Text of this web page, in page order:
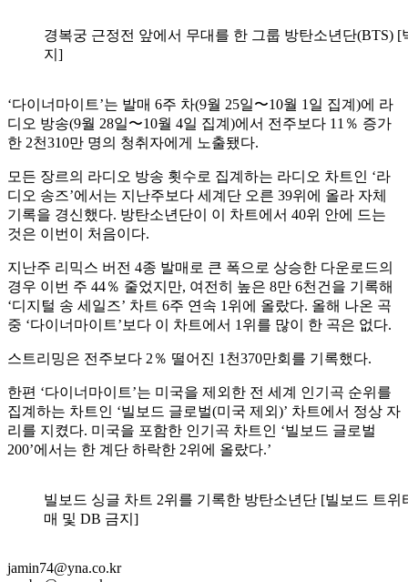
경복궁 근정전 앞에서 무대를 한 그룹 방탄소년단(BTS)
지]
‘다이너마이트’는 발매 6주 차(9월 25일〜10월 1일 집계)에 라
디오 방송(9월 28일〜10월 4일 집계)에서 전주보다 11％ 증가
한 2천310만 명의 청취자에게 노출됐다.
모든 장르의 라디오 방송 횟수로 집계하는 라디오 차트인 ‘라
디오 송즈’에서는 지난주보다 세계단 오른 39위에 올라 자체
기록을 경신했다. 방탄소년단이 이 차트에서 40위 안에 드는
것은 이번이 처음이다.
지난주 리믹스 버전 4종 발매로 큰 폭으로 상승한 다운로드의
경우 이번 주 44％ 줄었지만, 여전히 높은 8만 6천건을 기록해
‘디지털 송 세일즈’ 차트 6주 연속 1위에 올랐다. 올해 나온 곡
중 ‘다이너마이트’보다 이 차트에서 1위를 많이 한 곡은 없다.
스트리밍은 전주보다 2％ 떨어진 1천370만회를 기록했다.
한편 ‘다이너마이트’는 미국을 제외한 전 세계 인기곡 순위를
집계하는 차트인 ‘빌보드 글로벌(미국 제외)’ 차트에서 정상 자
리를 지켰다. 미국을 포함한 인기곡 차트인 ‘빌보드 글로벌
200’에서는 한 계단 하락한 2위에 올랐다.’
빌보드 싱글 차트 2위를 기록한 방탄소년단 [빌보드 트위
매 및 DB 금지]
jamin74@yna.co.kr